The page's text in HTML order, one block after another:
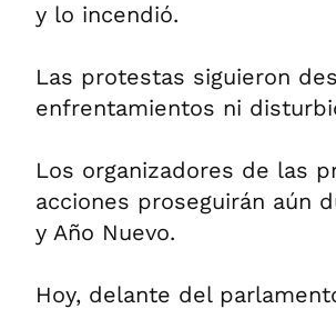
y lo incendió.
Las protestas siguieron
enfrentamientos ni
Los organizadores de las
acciones proseguirán aún
y Año Nuevo.
Hoy, delante del